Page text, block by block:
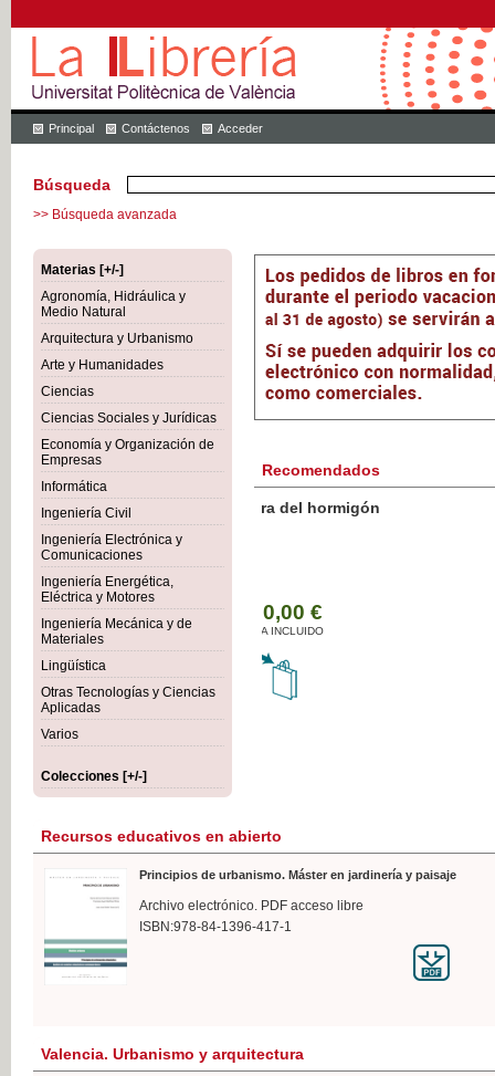
Principal Contáctenos Acceder
Búsqueda
>> Búsqueda avanzada
Materias [+/-]
Agronomía, Hidráulica y
Medio Natural
Arquitectura y Urbanismo
Arte y Humanidades
Ciencias
Ciencias Sociales y Jurídicas
Economía y Organización de
Empresas
Informática
Ingeniería Civil
Ingeniería Electrónica y
Comunicaciones
Ingeniería Energética,
Eléctrica y Motores
Ingeniería Mecánica y de
Materiales
Lingüística
Otras Tecnologías y Ciencias
Aplicadas
Varios
Colecciones [+/-]
Recomendados
Botánica Agroalimentaria
Recursos educativos en abierto
Principios de urbanismo. Máster en jardinería y paisaje
Archivo electrónico. PDF acceso libre
ISBN:978-84-1396-417-1
Valencia. Urbanismo y arquitectura